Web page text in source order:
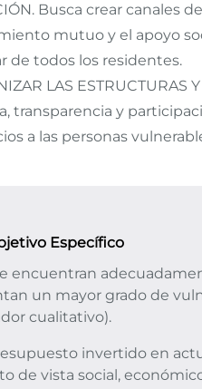
Busca crear canales
mutuo y el apoyo
de todos los residentes.
LAS ESTRUCTURAS
transparencia y
a las personas
Específico
encuentran
un mayor grado de
cualitativo).
invertido en
de vista social,